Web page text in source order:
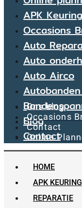
APK Keuring
Occasions
Auto
Auto
Auto Airco
Blog
Contact
Ons blog
Occasions
Contact
Online
HOME
APK KEURING
REPARATIE